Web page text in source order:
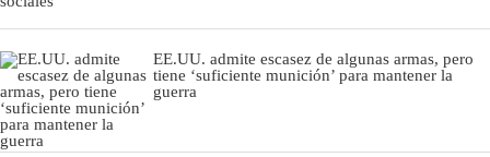
EE.UU. admite escasez de algunas armas, pero
tiene ‘suficiente munición’ para mantener la
guerra